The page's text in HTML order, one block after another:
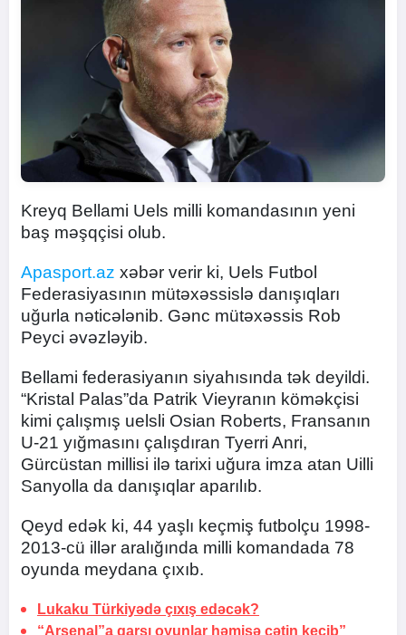
Kreyq Bellami Uels milli komandasının yeni
baş məşqçisi olub.
Apasport.az xəbər verir ki, Uels Futbol
Federasiyasının mütəxəssislə danışıqları
uğurla nəticələnib. Gənc mütəxəssis Rob
Peyci əvəzləyib.
Bellami federasiyanın siyahısında tək deyildi.
“Kristal Palas”da Patrik Vieyranın köməkçisi
kimi çalışmış uelsli Osian Roberts, Fransanın
U-21 yığmasını çalışdıran Tyerri Anri,
Gürcüstan millisi ilə tarixi uğura imza atan Uilli
Sanyolla da danışıqlar aparılıb.
Qeyd edək ki, 44 yaşlı keçmiş futbolçu 1998-
2013-cü illər aralığında milli komandada 78
oyunda meydana çıxıb.
Lukaku Türkiyədə çıxış edəcək?
“Arsenal”a qarşı oyunlar həmişə çətin keçib”